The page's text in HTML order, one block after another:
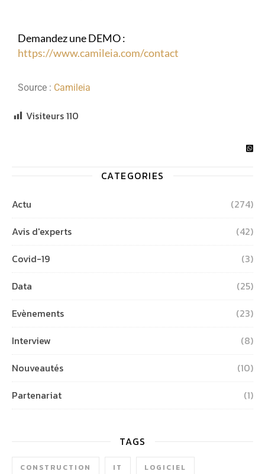
Demandez une DEMO :
https://www.camileia.com/contact
Source : Camileia
Visiteurs110
CATEGORIES
Actu
(274)
Avis d'experts
(42)
Covid-19
(3)
Data
(25)
Evènements
(23)
Interview
(8)
Nouveautés
(10)
Partenariat
(1)
TAGS
CONSTRUCTION IT LOGICIEL